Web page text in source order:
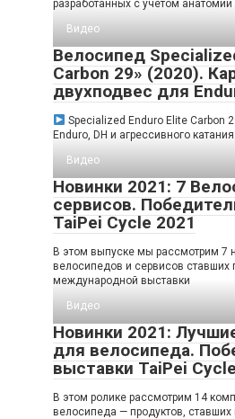
разработанных с учетом
Видео
Велосипед
Carbon 29» (2020).
двухподвес для
Specialized Enduro Elite Carbon
Enduro, DH и агрессивного катания.
Видео
Новинки 2021: 7
сервисов.
TaiPei Cycle 2021
В этом выпуске мы рассмотрим 7
велосипедов и сервисов ставших
международной выставки
Видео
Новинки 2021:
для велосипеда.
выставки TaiPei
В этом ролике рассмотрим 14
велосипеда — продуктов,